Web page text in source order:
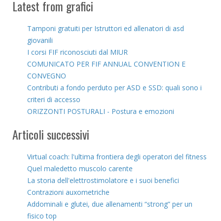
Latest from grafici
Tamponi gratuiti per Istruttori ed allenatori di asd
giovanili
I corsi FIF riconosciuti dal MIUR
COMUNICATO PER FIF ANNUAL CONVENTION E
CONVEGNO
Contributi a fondo perduto per ASD e SSD: quali sono i
criteri di accesso
ORIZZONTI POSTURALI - Postura e emozioni
Articoli successivi
Virtual coach: l'ultima frontiera degli operatori del fitness
Quel maledetto muscolo carente
La storia dell'elettrostimolatore e i suoi benefici
Contrazioni auxometriche
Addominali e glutei, due allenamenti “strong” per un
fisico top